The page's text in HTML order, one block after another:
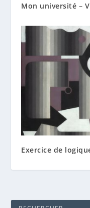
Mon université –
Exercice de